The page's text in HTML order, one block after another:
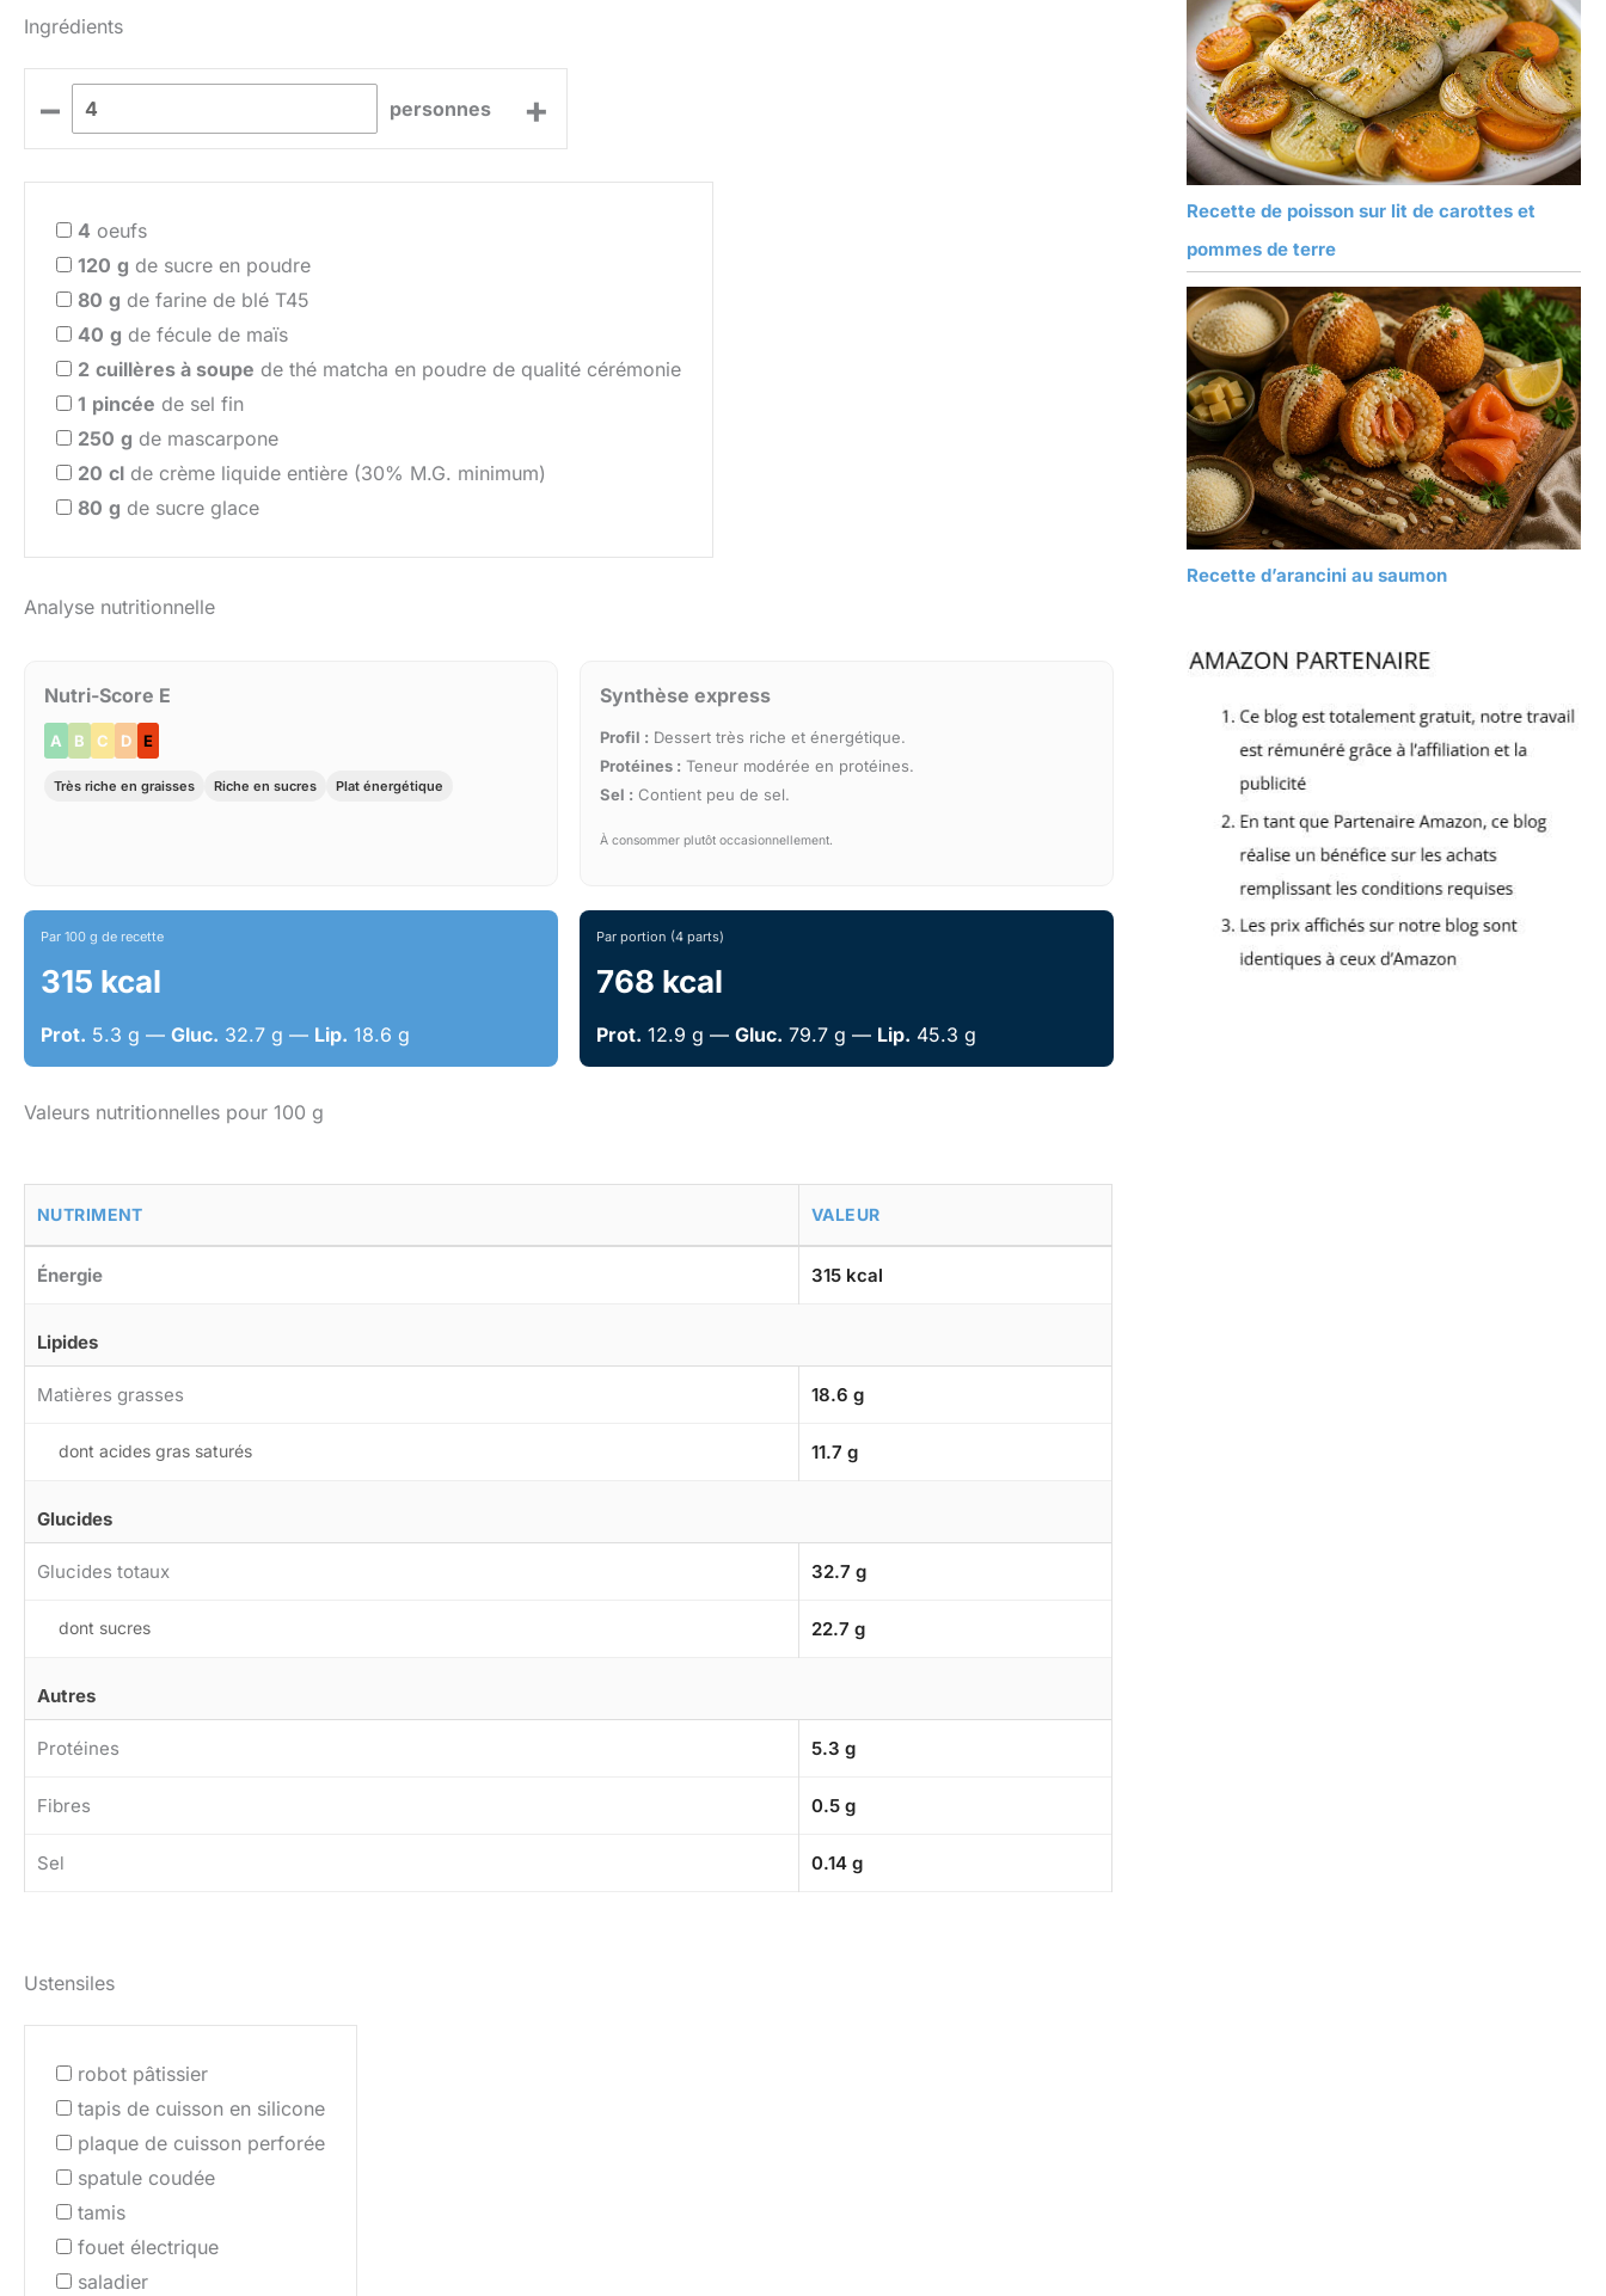
Ingrédients
– personnes +
4 oeufs
120 g de sucre en poudre
80 g de farine de blé T45
40 g de fécule de maïs
2 cuillères à soupe de thé matcha en poudre de qualité cérémonie
1 pincée de sel fin
250 g de mascarpone
20 cl de crème liquide entière (30% M.G. minimum)
80 g de sucre glace
Analyse nutritionnelle
Nutri-Score E
A B C D E
Très riche en graisses Riche en sucres Plat énergétique
Synthèse express
Profil : Dessert très riche et énergétique.
Protéines : Teneur modérée en protéines.
Sel : Contient peu de sel.
À consommer plutôt occasionnellement.
Par 100 g de recette
315 kcal
Prot. 5.3 g — Gluc. 32.7 g — Lip. 18.6 g
Par portion (4 parts)
768 kcal
Prot. 12.9 g —Gluc. 79.7 g — Lip. 45.3 g
Valeurs nutritionnelles pour 100 g
NUTRIMENT VALEUR
Énergie 315 kcal
Lipides
Matières grasses 18.6 g
dont acides gras saturés 11.7 g
Glucides
Glucides totaux 32.7 g
dont sucres 22.7 g
Autres
Protéines 5.3 g
Fibres 0.5 g
Sel 0.14 g
Ustensiles
robot pâtissier
tapis de cuisson en silicone
plaque de cuisson perforée
spatule coudée
tamis
fouet électrique
saladier
Recette de poisson sur lit de carottes et
pommes de terre
Recette d’arancini au saumon